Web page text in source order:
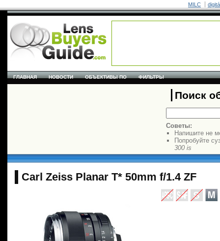
MILC
ГЛАВНАЯ НОВОСТИ ОБЪЕКТИВЫ ПО ФИЛЬТРЫ
Поиск
Советы:
Напишите не
Попробуйте
300 is
Carl Zeiss Planar T* 50mm f/1.4 ZF